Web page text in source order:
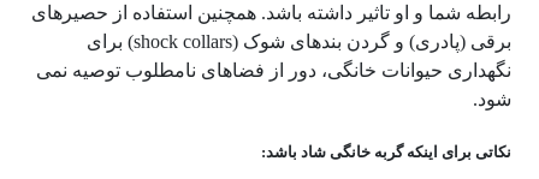
رابطه شما و او تاثیر داشته باشد. همچنین استفاده از حصیرهای
برقی (پادری) و گردن بندهای شوک (shock collars) برای
نگهداری حیوانات خانگی، دور از فضاهای نامطلوب توصیه نمی
شود.
نکاتی برای اینکه گربه خانگی شاد باشد: